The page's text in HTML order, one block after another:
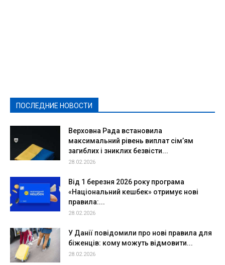
ПОСЛЕДНИЕ НОВОСТИ
Верховна Рада встановила
максимальний рівень виплат сім’ям
загиблих і зниклих безвісти...
28.02.2026
Від 1 березня 2026 року програма
«Національний кешбек» отримує нові
правила:...
28.02.2026
У Данії повідомили про нові правила для
біженців: кому можуть відмовити...
28.02.2026